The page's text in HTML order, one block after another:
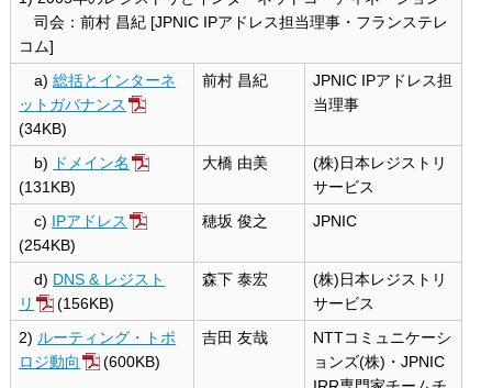
司会：前村 昌紀 [JPNIC IPアドレス担当理事・フランステレ
コム]
a)総括とインターネ
ットガバナンス
(34KB)
前村 昌紀
JPNIC IPアドレス担
当理事
b)
ドメイン名
(131KB)
大橋 由美
(株)日本レジストリ
サービス
c) IPアドレス
(254KB)
穂坂 俊之 JPNIC
d) DNS & レジスト
リ
(156KB)
森下 泰宏
(株)日本レジストリ
サービス
2) ルーティング・トポ
ロジ動向
(600KB)
吉田 友哉
NTTコミュニケーシ
ョンズ(株)・JPNIC